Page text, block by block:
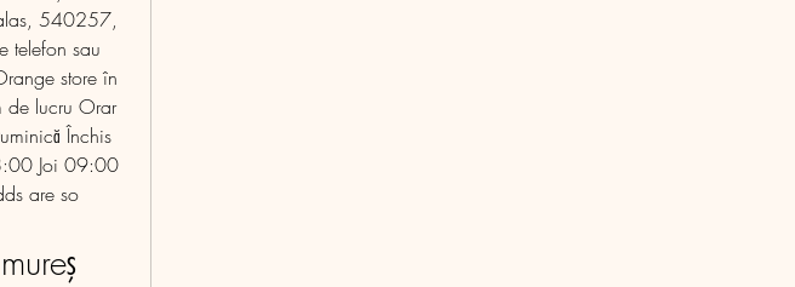
540257,
telefon sau
store în
de lucru Orar
Închis
Joi 09:00
are so